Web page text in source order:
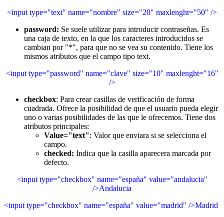
<input type="text" name="nombre" size="20" maxlenght="50" />
password: Se suele utilizar para introducir contraseñas. Es
una caja de texto, en la que los caracteres introducidos se
cambian por "*", para que no se vea su contenido. Tiene los
mismos atributos que el campo tipo text.
<input type="password" name="clave" size="10" maxlenght="16"
/>
checkbox: Para crear casillas de verificación de forma
cuadrada. Ofrece la posibilidad de que el usuario pueda elegir
uno o varias posibilidades de las que le ofrecemos. Tiene dos
atributos principales:
Value="text": Valor que enviara si se selecciona el
campo.
checked: Indica que la casilla aparecera marcada por
defecto.
<input type="checkbox" name="españa" value="andalucia"
/>Andalucia
<input type="checkbox" name="españa" value="madrid" />Madrid